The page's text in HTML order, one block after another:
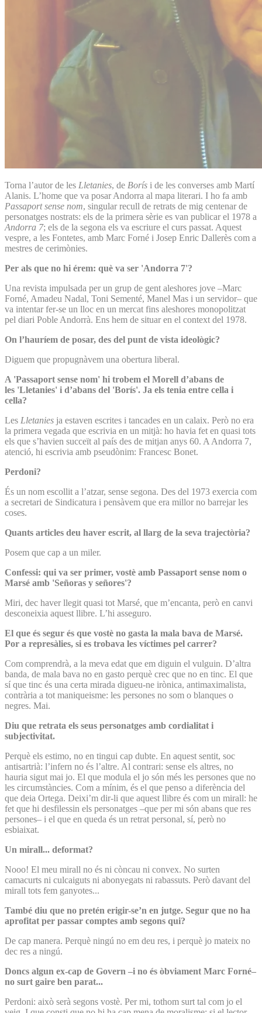
Torna l’autor de les Lletanies, de Borís i de les converses amb Martí
Alanis. L’home que va posar Andorra al mapa literari. I ho fa amb
Passaport sense nom, singular recull de retrats de mig centenar de
personatges nostrats: els de la primera sèrie es van publicar el 1978 a
Andorra 7; els de la segona els va escriure el curs passat. Aquest
vespre, a les Fontetes, amb Marc Forné i Josep Enric Dallerès com a
mestres de cerimònies.
Per als que no hi érem: què va ser 'Andorra 7'?
Una revista impulsada per un grup de gent aleshores jove –Marc
Forné, Amadeu Nadal, Toni Sementé, Manel Mas i un servidor– que
va intentar fer-se un lloc en un mercat fins aleshores monopolitzat
pel diari Poble Andorrà. Ens hem de situar en el context del 1978.
On l’hauríem de posar, des del punt de vista ideològic?
Diguem que propugnàvem una obertura liberal.
A 'Passaport sense nom' hi trobem el Morell d’abans de
les 'Lletanies' i d’abans del 'Borís'. Ja els tenia entre cella i
cella?
Les Lletanies ja estaven escrites i tancades en un calaix. Però no era
la primera vegada que escrivia en un mitjà: ho havia fet en quasi tots
els que s’havien succeït al país des de mitjan anys 60. A Andorra 7,
atenció, hi escrivia amb pseudònim: Francesc Bonet.
Perdoni?
És un nom escollit a l’atzar, sense segona. Des del 1973 exercia com
a secretari de Sindicatura i pensàvem que era millor no barrejar les
coses.
Quants articles deu haver escrit, al llarg de la seva trajectòria?
Posem que cap a un miler.
Confessi: qui va ser primer, vostè amb Passaport sense nom o
Marsé amb 'Señoras y señores'?
Miri, dec haver llegit quasi tot Marsé, que m’encanta, però en canvi
desconeixia aquest llibre. L’hi asseguro.
El que és segur és que vostè no gasta la mala bava de Marsé.
Por a represàlies, si es trobava les víctimes pel carrer?
Com comprendrà, a la meva edat que em diguin el vulguin. D’altra
banda, de mala bava no en gasto perquè crec que no en tinc. El que
sí que tinc és una certa mirada digueu-ne irònica, antimaximalista,
contrària a tot maniqueisme: les persones no som o blanques o
negres. Mai.
Diu que retrata els seus personatges amb cordialitat i
subjectivitat.
Perquè els estimo, no en tingui cap dubte. En aquest sentit, soc
antisartrià: l’infern no és l’altre. Al contrari: sense els altres, no
hauria sigut mai jo. El que modula el jo són més les persones que no
les circumstàncies. Com a mínim, és el que penso a diferència del
que deia Ortega. Deixi’m dir-li que aquest llibre és com un mirall: he
fet que hi desfilessin els personatges –que per mi són abans que res
persones– i el que en queda és un retrat personal, sí, però no
esbiaixat.
Un mirall... deformat?
Nooo! El meu mirall no és ni còncau ni convex. No surten
camacurts ni culcaiguts ni abonyegats ni rabassuts. Però davant del
mirall tots fem ganyotes...
També diu que no pretén erigir-se’n en jutge. Segur que no ha
aprofitat per passar comptes amb segons qui?
De cap manera. Perquè ningú no em deu res, i perquè jo mateix no
dec res a ningú.
Doncs algun ex-cap de Govern –i no és òbviament Marc Forné–
no surt gaire ben parat...
Perdoni: això serà segons vostè. Per mi, tothom surt tal com jo el